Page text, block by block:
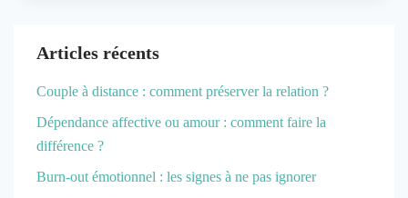
Articles récents
Couple à distance : comment préserver la relation ?
Dépendance affective ou amour : comment faire la
différence ?
Burn-out émotionnel : les signes à ne pas ignorer